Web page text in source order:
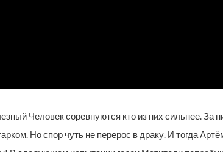
Человек соревнуются кто из них сильнее. За
Но спор чуть не перерос в драку. И тогда